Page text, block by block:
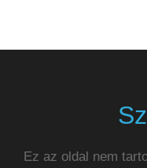
Ez az oldal nem